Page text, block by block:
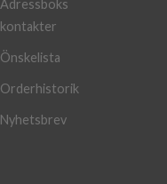
Adressboks
kontakter
Önskelista
Orderhistorik
Nyhetsbrev